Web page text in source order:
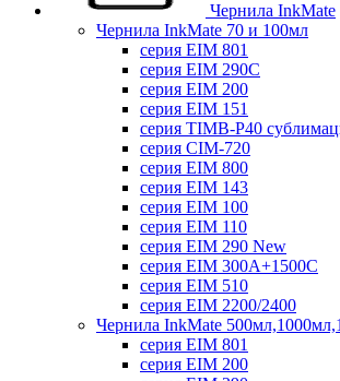
Чернила InkMate
Чернила InkMate 70 и 100мл
серия EIM 801
серия EIM 290C
серия EIM 200
серия EIM 151
серия TIMB-P40
серия CIM-720
серия EIM 800
серия EIM 143
серия EIM 100
серия EIM 110
серия EIM 290 New
серия EIM 300А+1500С
серия EIM 510
серия EIM 2200/2400
Чернила InkMate
серия EIM 801
серия EIM 200